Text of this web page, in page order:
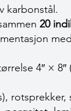
karbonstål.
20
4″ ×
rotsprekker,